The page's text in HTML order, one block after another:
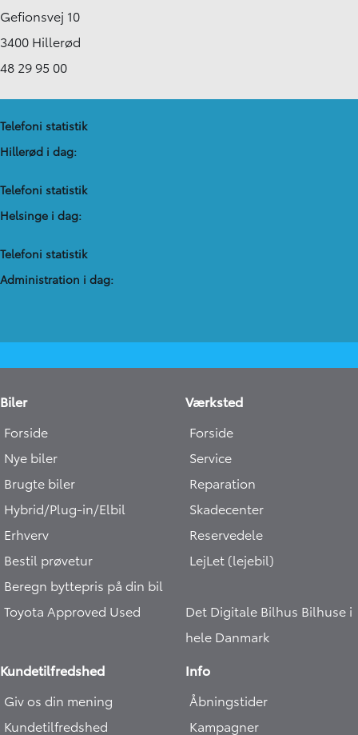
Gefionsvej 10
3400 Hillerød
48 29 95 00
Telefoni statistik
Hillerød i dag:
Telefoni statistik
Helsinge i dag:
Telefoni statistik
Administration​ i dag:
Biler
Forside
Nye biler
Brugte biler
Hybrid/Plug-in/Elbil
Erhverv
Bestil prøvetur
Beregn byttepris på din bil
Toyota Approved Used
Værksted
Forside
Service
Reparation
Skadecenter
Reservedele
LejLet (lejebil)
Det Digitale Bilhus Bilhuse i
hele Danmark
Kundetilfredshed
Giv os din mening
Kundetilfredshed
Info
Åbningstider
Kampagner